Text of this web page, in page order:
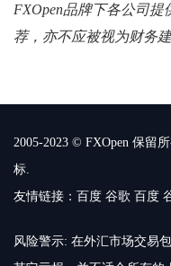
FXOpen品牌下各公司
荐，亦不应被视为财务建
2005-2023 © FXOpen 保留
标.
友情链接： 百度 谷歌 百度
风险警示: 在外汇市场交易